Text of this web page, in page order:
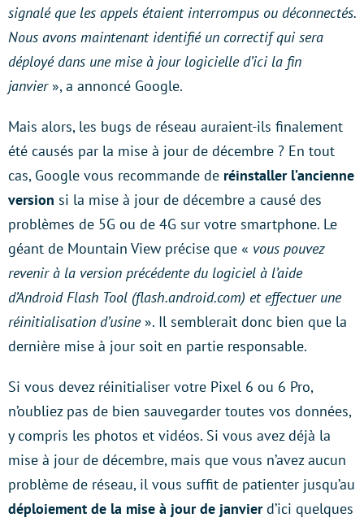
signalé que les appels étaient interrompus ou déconnectés.
Nous avons maintenant identifié un correctif qui sera
déployé dans une mise à jour logicielle d’ici la fin
janvier», a annoncé Google.
Mais alors, les bugs de réseau auraient-ils finalement
été causés par la mise à jour de décembre ? En tout
cas, Google vous recommande de réinstaller l’ancienne
version si la mise à jour de décembre a causé des
problèmes de 5G ou de 4G sur votre smartphone. Le
géant de Mountain View précise que « vous pouvez
revenir à la version précédente du logiciel à l’aide
d’Android Flash Tool (flash.android.com) et effectuer une
réinitialisation d’usine». Il semblerait donc bien que la
dernière mise à jour soit en partie responsable.
Si vous devez réinitialiser votre Pixel 6 ou 6 Pro,
n’oubliez pas de bien sauvegarder toutes vos données,
y compris les photos et vidéos. Si vous avez déjà la
mise à jour de décembre, mais que vous n’avez aucun
problème de réseau, il vous suffit de patienter jusqu’au
déploiement de la mise à jour de janvierd’ici quelques